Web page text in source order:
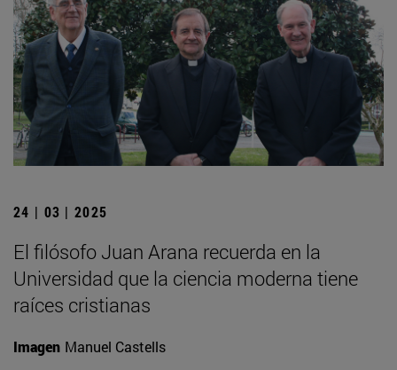
24 | 03 | 2025
El filósofo Juan Arana recuerda en la
Universidad que la ciencia moderna tiene
raíces cristianas
Imagen Manuel Castells